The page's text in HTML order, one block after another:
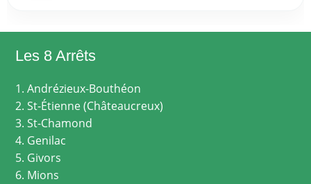
Les 8 Arrêts
1. Andrézieux-Bouthéon
2. St-Étienne (Châteaucreux)
3. St-Chamond
4. Genilac
5. Givors
6. Mions